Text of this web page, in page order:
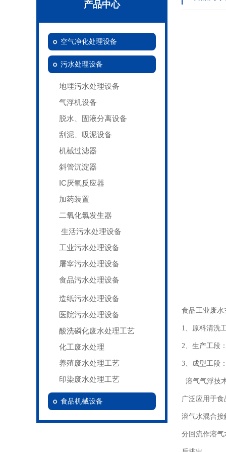
产品中心
空气净化处理设备
污水处理设备
地埋污水处理设备
气浮机设备
脱水、固液分离设备
刮泥、吸泥设备
机械过滤器
斜管沉淀器
IC厌氧反应器
加药装置
二氧化氯发生器
生活污水处理设备
工业污水处理设备
屠宰污水处理设备
食品污水处理设备
造纸污水处理设备
医院污水处理设备
酸洗磷化废水处理工艺
化工废水处理
养殖废水处理工艺
印染废水处理工艺
食品机械设备
食品工业废
1、原料清洗
2、生产工段
3、成型工段
溶气气浮技
广泛应用于食
溶气水混合
分回流作溶